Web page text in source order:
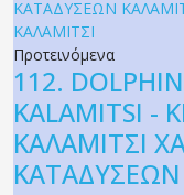
Προτεινόμενα
112.
KALAMITSI
ΚΑΛΑΜΙΤΣΙ
ΚΑΤΑΔΥΣΕΩΝ